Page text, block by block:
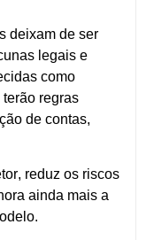
deixam de ser
legais e
como
terão regras
de contas,
, reduz os riscos
ainda mais a